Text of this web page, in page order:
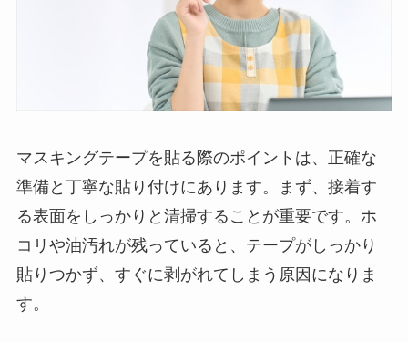
マスキングテープを貼る際のポイントは、正確な
準備と丁寧な貼り付けにあります。まず、接着す
る表面をしっかりと清掃することが重要です。ホ
コリや油汚れが残っていると、テープがしっかり
貼りつかず、すぐに剥がれてしまう原因になりま
す。